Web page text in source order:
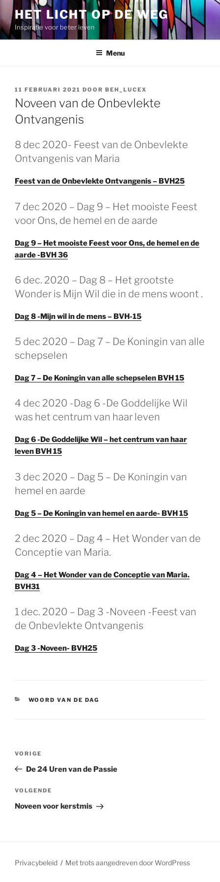
Spring
naar
de
inhoud
HET LICHT OP DE WEG
Inspiratie voor beter leven
Menu
GEPLAATST
OP
11 FEBRUARI 2021 DOOR BEH_LUCEX
Noveen van de Onbevlekte
Ontvangenis
8 dec 2020- Feest van de Onbevlekte
Ontvangenis van Maria
Feest van de Onbevlekte Ontvangenis – BVH25
GEPLAATST
OP
7 dec 2020 – Dag 9 – Het mooiste Feest
voor Ons, de hemel en de aarde
Dag 9 – Het mooiste Feest voor Ons, de hemel en de
aarde -BVH 36
GEPLAATST
OP
6 dec. 2020 – Dag 8 – Het grootste
Wonder is Mijn Wil die in de mens woont .
Dag 8 -Mijn wil in de mens – BVH-15
GEPLAATST
OP
5 dec 2020 – Dag 7 – De Koningin van alle
schepselen
Dag 7 – De Koningin van alle schepselen BVH 15
GEPLAATST
OP
4 dec 2020 -Dag 6 -De Goddelijke Wil
was het centrum van haar leven
Dag 6 -De Goddelijke Wil – het centrum van haar
leven BVH 15
GEPLAATST
OP
3 dec 2020 – Dag 5 – De Koningin van
hemel en aarde
Dag 5 – De Koningin van hemel en aarde- BVH 15
GEPLAATST
OP
2 dec 2020 – Dag 4 – Het Wonder van de
Conceptie van Maria.
Dag 4 – Het Wonder van de Conceptie van Maria.
BVH31
GEPLAATST
OP
1 dec. 2020 – Dag 3 -Noveen -Feest van
de Onbevlekte Ontvangenis
Dag 3 -Noveen- BVH25
CATEGORIEËN
WOORD VAN DE DAG
Vorig
bericht
VORIGE
De 24 Uren van de Passie
Volgend
bericht
VOLGENDE
Noveen voor kerstmis
Privacybeleid Met trots aangedreven door WordPress